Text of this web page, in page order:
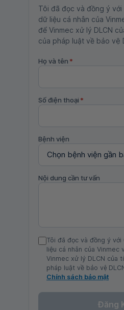
Tôi đã đọc và đồng ý
dữ liệu cá nhân của
để Vinmec xử lý DLCN
của pháp luật về bảo vệ
Họ và tên *
Số điện thoại *
Bệnh viện
Nội dung cần tư vấn
Tôi đã đọc và đồng ý
liệu cá nhân của Vinmec
Vinmec xử lý DLCN của
pháp luật về bảo vệ
Chính sách bảo mật
Đăng